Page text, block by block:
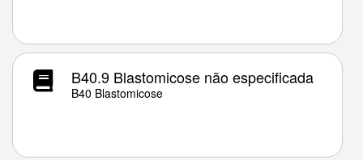
B40.9 Blastomicose não especificada
B40 Blastomicose